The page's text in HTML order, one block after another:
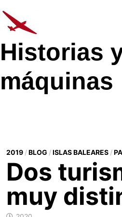
al
contenido
Historias
máquinas
2019/BLOG /ISLAS BALEARES/
Dos
muy